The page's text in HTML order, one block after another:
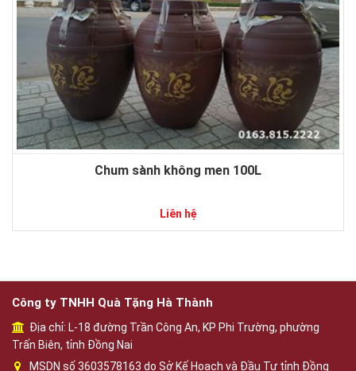
Chum sành không men 100L
Liên hệ
Công ty TNHH Quà Tặng Hà Thành
Địa chỉ: L-18 đường Trần Công An, KP Phi Trường, phường
Trấn Biên, tỉnh Đồng Nai
MSDN số 3603578163 do Sở Kế Hoạch và Đầu Tư tỉnh Đồng